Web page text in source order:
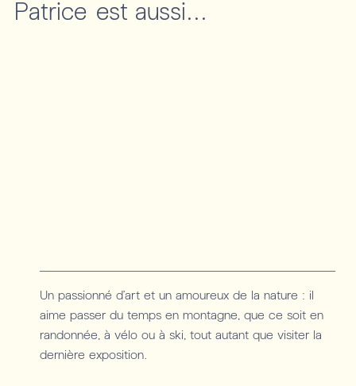
Patrice est aussi...
Un passionné d'art et un amoureux de la nature : il
aime passer du temps en montagne, que ce soit en
randonnée, à vélo ou à ski, tout autant que visiter la
dernière exposition.